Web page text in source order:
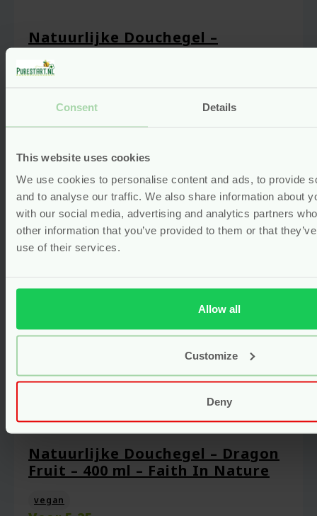
Consent Details
This website uses cookies
We use cookies to personalise content and ads, to provide
and to analyse our traffic. We also share information about
with our social media, advertising and analytics partners
other information that you’ve provided to them or that
use of their services.
Allow all
Customize
Deny
Natuurlijke Douchegel –
Grapefruit & Sinaasappel – 400 ml
– Faith In Nature
vegan
Voor5.25
Bekijken
Natuurlijke Douchegel – Dragon
Fruit – 400 ml – Faith In Nature
vegan